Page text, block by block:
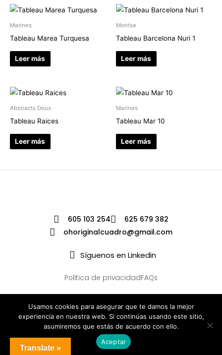
Marines
Tableau Marea Turquesa
Leer más
Montse
Tableau Barcelona Nuri 1
Leer más
Abstracts Doux
Tableau Raices
Leer más
Marines
Tableau Mar 10
Leer más
605 103 254
625 679 382
ohoriginalcuadro@gmail.com
Síguenos en Linkedin
Política de privacidadFAQs
Translate »
Usamos cookies para asegurar que te damos la mejor
experiencia en nuestra web. Si continúas usando este sitio,
asumiremos que estás de acuerdo con ello.
Aceptar